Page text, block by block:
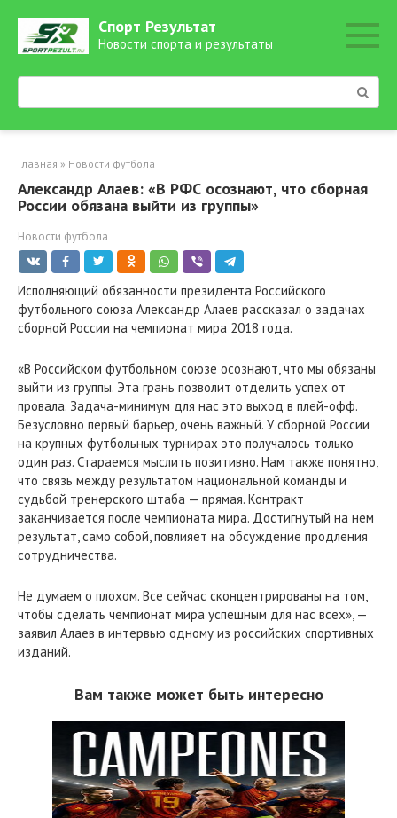
контенту
Спорт Результат
Новости спорта и результаты
Поиск:
Главная » Новости футбола
Александр Алаев: «В РФС осознают, что сборная
России обязана выйти из группы»
Новости футбола
Исполняющий обязанности президента Российского
футбольного союза Александр Алаев рассказал о задачах
сборной России на чемпионат мира 2018 года.
«В Российском футбольном союзе осознают, что мы обязаны
выйти из группы. Эта грань позволит отделить успех от
провала. Задача-минимум для нас это выход в плей-офф.
Безусловно первый барьер, очень важный. У сборной России
на крупных футбольных турнирах это получалось только
один раз. Стараемся мыслить позитивно. Нам также понятно,
что связь между результатом национальной команды и
судьбой тренерского штаба — прямая. Контракт
заканчивается после чемпионата мира. Достигнутый на нем
результат, само собой, повлияет на обсуждение продления
сотрудничества.
Не думаем о плохом. Все сейчас сконцентрированы на том,
чтобы сделать чемпионат мира успешным для нас всех», —
заявил Алаев в интервью одному из российских спортивных
изданий.
Вам также может быть интересно